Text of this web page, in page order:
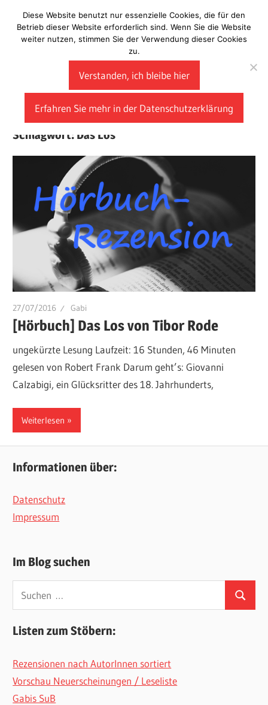
Inhalt
springen
Laberladen
Schlagwort: Das Los
27/07/2016 Gabi
[Hörbuch] Das Los von Tibor Rode
ungekürzte Lesung Laufzeit: 16 Stunden, 46 Minuten
gelesen von Robert Frank Darum geht’s: Giovanni
Calzabigi, ein Glücksritter des 18. Jahrhunderts,
Weiterlesen
Informationen über:
Datenschutz
Impressum
Im Blog suchen
Suchen
nach:
Suchen
Listen zum Stöbern:
Rezensionen nach AutorInnen sortiert
Vorschau Neuerscheinungen / Leseliste
Gabis SuB
Diese Website benutzt nur essenzielle Cookies, die für den
Betrieb dieser Website erforderlich sind. Wenn Sie die Website
weiter nutzen, stimmen Sie der Verwendung dieser Cookies
zu.
Verstanden, ich bleibe hier
Erfahren Sie mehr in der Datenschutzerklärung